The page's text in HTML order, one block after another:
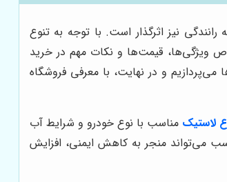
نیز اثرگذار است. با توجه به تنوع
ویژگی‌ها، قیمت‌ها و نکات مهم در خرید
و در نهایت، با معرفی فروشگاه
لاستیک مناسب با نوع خودرو و شرایط آب
می‌تواند منجر به کاهش ایمنی، افزایش